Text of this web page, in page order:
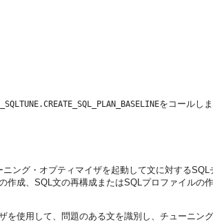
をコールし
ング・オプティマイザを起動して文に対する
成、SQL文の再構成またはSQLプロファイル
使用して、問題のある文を識別し、チューニン